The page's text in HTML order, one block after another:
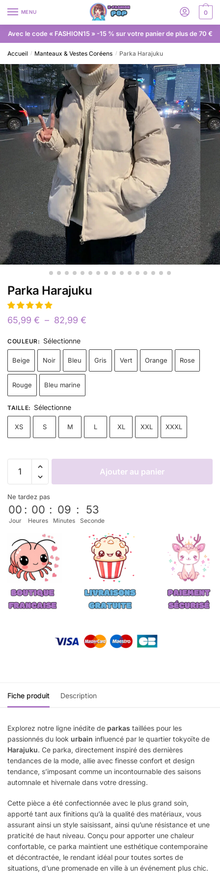
MENU 0
Avec le code « FASHION15 » -15 % sur votre panier de plus de 70 €
Accueil / Manteaux & Vestes Coréens / Parka Harajuku
Parka Harajuku
65,99 € – 82,99 €
COULEUR: Sélectionne
Beige Noir Bleu Gris Vert Orange Rose
Rouge Bleu marine
TAILLE: Sélectionne
XS S M L XL XXL XXXL
Ajouter au panier
Ne tardez pas
00
Jour
: 00
Heures
: 09
Minutes
: 53
Seconde
Fiche produit Description
Explorez notre ligne inédite de parkas taillées pour les
passionnés du look urbain influencé par le quartier tokyoïte de
Harajuku. Ce parka, directement inspiré des dernières
tendances de la mode, allie avec finesse confort et design
tendance, s’imposant comme un incontournable des saisons
automnale et hivernale dans votre dressing.
Cette pièce a été confectionnée avec le plus grand soin,
apporté tant aux finitions qu’à la qualité des matériaux, vous
assurant ainsi un style saisissant, ainsi qu’une résistance et une
praticité de haut niveau. Conçu pour apporter une chaleur
confortable, ce parka maintient une esthétique contemporaine
et décontractée, le rendant idéal pour toutes sortes de
situations, d’une promenade en ville à un événement plus chic.